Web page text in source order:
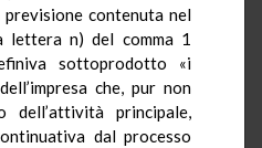
contenuta nel
n) del comma 1
sottoprodotto «i
che, pur non
dell’attività principale,
dal processo